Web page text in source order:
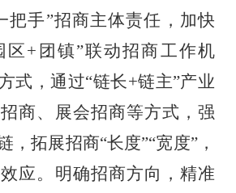
把手”招商主体责任，加快
区+ 团镇”联动招商工作机
式，通过“链长+链主”产业
商、展会招商等方式， 强
，拓展招商“长度”“宽度”，
应。明确招商方向，精准